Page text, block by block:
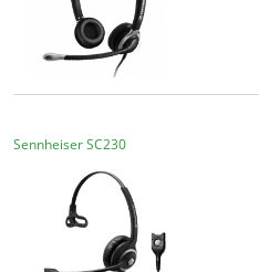
Sennheiser SC230